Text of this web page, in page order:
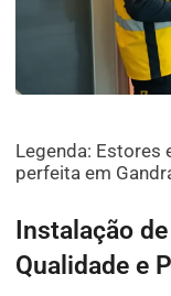
Legenda: Estores
perfeita em
Instalação
Qualidade e